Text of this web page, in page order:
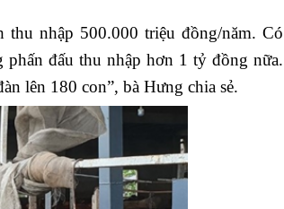
nhập 500.000 triệu đồng/năm. Có
đấu thu nhập hơn 1 tỷ đồng nữa.
lên 180 con”, bà Hưng chia sẻ.